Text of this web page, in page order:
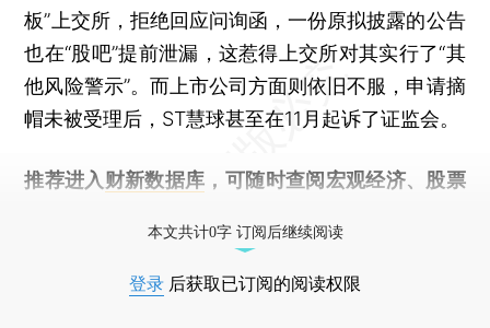
板”上交所，拒绝回应问询函，一份原拟披露的公告
也在“股吧”提前泄漏，这惹得上交所对其实行了“其
他风险警示”。而上市公司方面则依旧不服，申请摘
帽未被受理后，ST慧球甚至在11月起诉了证监会。
推荐进入 财新数据库 ，可随时查阅宏观经济、股票
本文共计0字 订阅后继续阅读
登录 后获取已订阅的阅读权限